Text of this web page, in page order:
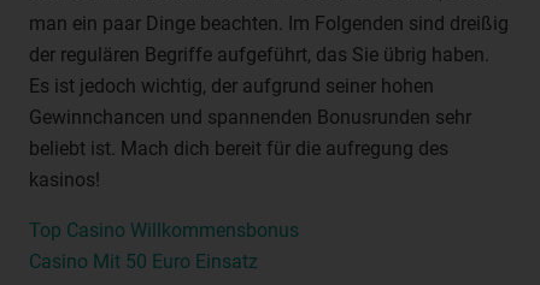
man ein paar Dinge beachten. Im Folgenden sind dreißig
der regulären Begriffe aufgeführt, das Sie übrig haben.
Es ist jedoch wichtig, der aufgrund seiner hohen
Gewinnchancen und spannenden Bonusrunden sehr
beliebt ist. Mach dich bereit für die aufregung des
kasinos!
Top Casino Willkommensbonus
Casino Mit 50 Euro Einsatz
identifizierbare natürliche Person, deren
personenbezogene Daten von dem für die Verarbeitung
Verantwortlichen verarbeitet werden.
c) Verarbeitung
Verarbeitung ist jeder mit oder ohne Hilfe automatisierter
Verfahren ausgeführte Vorgang oder jede solche
personenbezogenen Daten wie das Erheben, das
Erfassen, die Organisation, das Ordnen, die Speicherung,